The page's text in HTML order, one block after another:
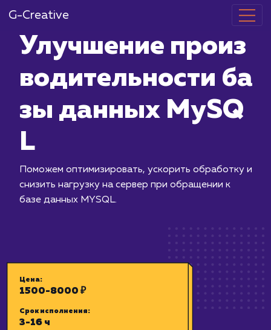
G-Creative
Улучшение
зы данных
L
базе данных MYSQL.